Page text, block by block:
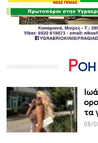
ΡΟΗ
τα
08/